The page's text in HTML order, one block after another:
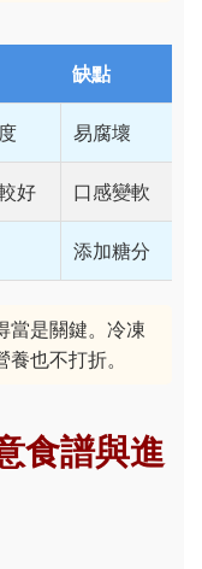
缺點
易腐壞
好 口感變軟
添加糖分
當是關鍵。冷凍
也不打折。
食譜與進